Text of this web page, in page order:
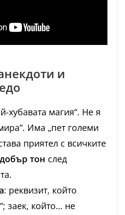
и
хубавата магия“. Не я
Има „пет големи
приятел с всичките
тон след
: реквизит, който
заек, който… не